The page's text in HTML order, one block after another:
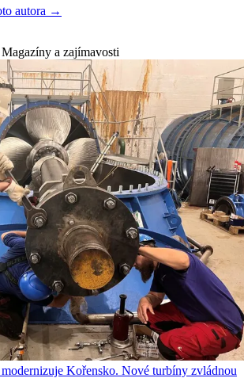
autora →
Magazíny a zajímavosti
Kořensko. Nové turbíny zvládnou